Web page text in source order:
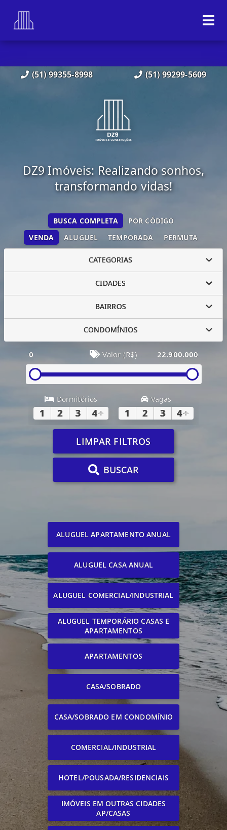
(51) 99355-8998 (51) 99299-5609
DZ9 Imóveis: Realizando sonhos,
transformando vidas!
VENDA ALUGUEL TEMPORADA PERMUTA
BUSCA COMPLETA POR CÓDIGO
CATEGORIAS
CIDADES
BAIRROS
CONDOMÍNIOS
0 Valor (R$) 22.900.000
Dormitórios
1 2 3 4+
Vagas
1 2 3 4+
LIMPAR FILTROS
BUSCAR
ALUGUEL APARTAMENTO ANUAL
ALUGUEL CASA ANUAL
ALUGUEL COMERCIAL/INDUSTRIAL
ALUGUEL TEMPORÁRIO CASAS E
APARTAMENTOS
APARTAMENTOS
CASA/SOBRADO
CASA/SOBRADO EM CONDOMÍNIO
COMERCIAL/INDUSTRIAL
HOTEL/POUSADA/RESIDENCIAIS
IMÓVEIS EM OUTRAS CIDADES
AP/CASAS